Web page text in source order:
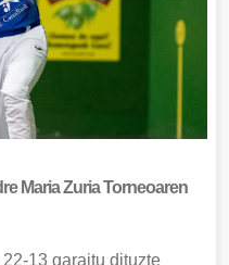
Maria Zuria Torneoaren
13 garaitu dituzte